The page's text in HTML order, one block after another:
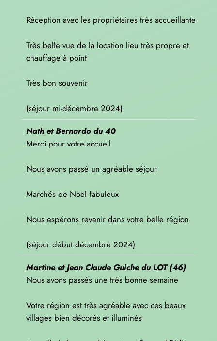
Réception avec les propriétaires très accueillante
Très belle vue de la location lieu très propre et
chauffage à point
Très bon souvenir
(séjour mi-décembre 2024)
Nath et Bernardo du 40
Merci pour votre accueil
Nous avons passé un agréable séjour
Marchés de Noel fabuleux
Nous espérons revenir dans votre belle région
(séjour début décembre 2024)
Martine et Jean Claude Guiche du LOT (46)
Nous avons passés une très bonne semaine
Votre région est très agréable avec ces beaux
villages bien décorés et illuminés